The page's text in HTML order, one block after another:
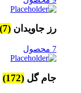
رز جاویدان (7)
7 محصول
جام گل (172)